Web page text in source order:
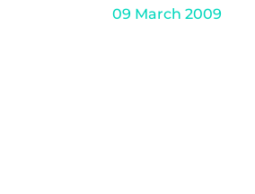
09 March 2009